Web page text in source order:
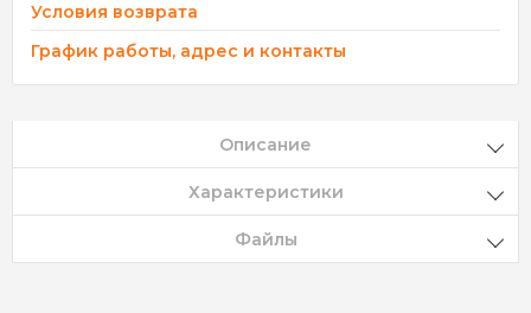
Условия возврата
График работы, адрес и контакты
Описание
Характеристики
Файлы